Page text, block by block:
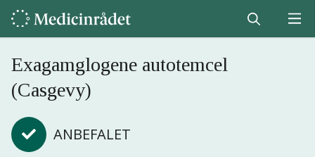
Exagamglogene autotemcel
(Casgevy)
ANBEFALET